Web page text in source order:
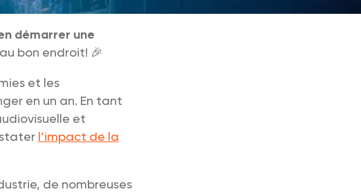
démarrer une
bon endroit! 🎉
et les
en un an. En tant
et
l’impact de la
de nombreuses